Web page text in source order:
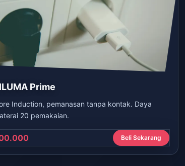
Prime
Induction, pemanasan tanpa kontak. Daya
20 pemakaian.
Beli Sekarang